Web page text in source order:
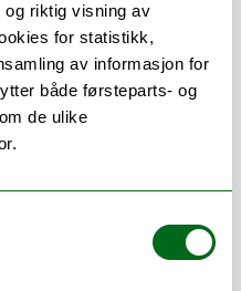
riktig visning av
for statistikk,
av informasjon for
både førsteparts- og
de ulike
og